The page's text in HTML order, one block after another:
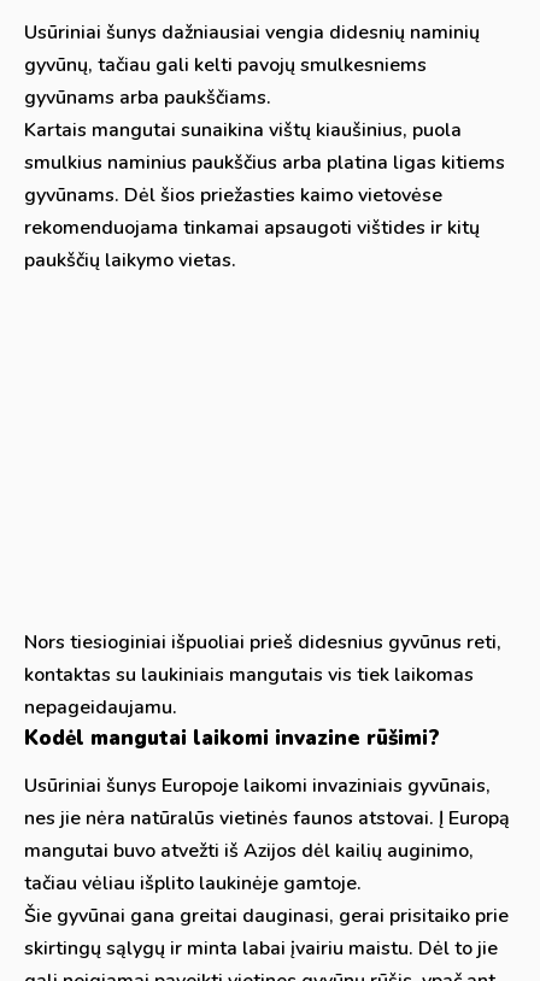
Usūriniai šunys dažniausiai vengia didesnių naminių
gyvūnų, tačiau gali kelti pavojų smulkesniems
gyvūnams arba paukščiams.
Kartais mangutai sunaikina vištų kiaušinius, puola
smulkius naminius paukščius arba platina ligas kitiems
gyvūnams. Dėl šios priežasties kaimo vietovėse
rekomenduojama tinkamai apsaugoti vištides ir kitų
paukščių laikymo vietas.
Nors tiesioginiai išpuoliai prieš didesnius gyvūnus reti,
kontaktas su laukiniais mangutais vis tiek laikomas
nepageidaujamu.
Kodėl mangutai laikomi invazine rūšimi?
Usūriniai šunys Europoje laikomi invaziniais gyvūnais,
nes jie nėra natūralūs vietinės faunos atstovai. Į Europą
mangutai buvo atvežti iš Azijos dėl kailių auginimo,
tačiau vėliau išplito laukinėje gamtoje.
Šie gyvūnai gana greitai dauginasi, gerai prisitaiko prie
skirtingų sąlygų ir minta labai įvairiu maistu. Dėl to jie